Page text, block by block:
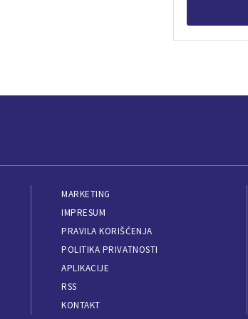
MARKETING
IMPRESUM
PRAVILA KORIŠĆENJA
POLITIKA PRIVATNOSTI
APLIKACIJE
RSS
KONTAKT